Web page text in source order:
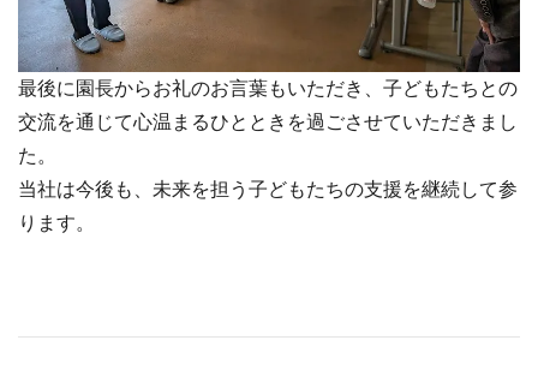
最後に園長からお礼のお言葉もいただき、子どもたちとの
交流を通じて心温まるひとときを過ごさせていただきまし
た。
当社は今後も、未来を担う子どもたちの支援を継続して参
ります。